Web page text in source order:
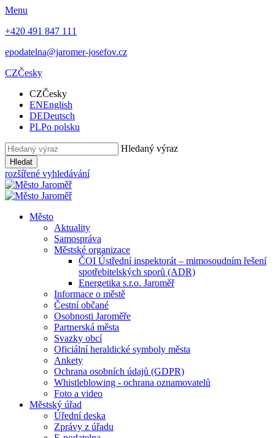
Menu
+420 491 847 111
epodatelna@jaromer-josefov.cz
CZČesky
CZČesky
ENEnglish
DEDeutsch
PLPo polsku
Hledaný výraz
Hledat
rozšířené vyhledávání
Město
Aktuality
Samospráva
Městské organizace
ČOI Ústřední inspektorát – mimosoudním řešení
spotřebitelských sporů (ADR)
Energetika s.r.o. Jaroměř
Informace o městě
Čestní občané
Osobnosti Jaroměře
Partnerská města
Svazky obcí
Oficiální heraldické symboly města
Ankety
Ochrana osobních údajů (GDPR)
Whistleblowing - ochrana oznamovatelů
Foto a video
Městský úřad
Úřední deska
Zprávy z úřadu